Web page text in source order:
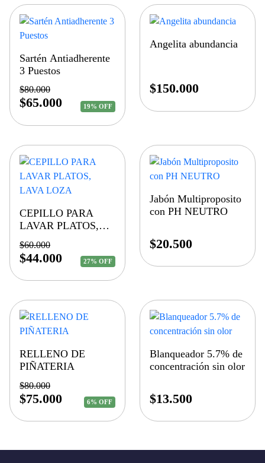
Sartén Antiadherente
3 Puestos
$80.000
$65.000 19% OFF
Angelita abundancia
$150.000
CEPILLO PARA
LAVAR PLATOS,
LAVA LOZA
$60.000
$44.000 27% OFF
Jabón Multiproposito
con PH NEUTRO
$20.500
RELLENO DE
PIÑATERIA
$80.000
$75.000 6% OFF
Blanqueador 5.7% de
concentración sin olor
$13.500